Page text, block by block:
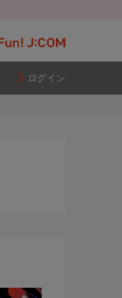
ログイン